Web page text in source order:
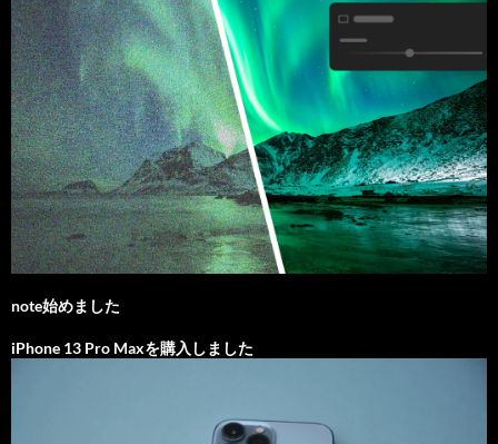
note始めました
iPhone 13 Pro Maxを購入しました